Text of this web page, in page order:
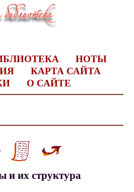
НОТЫ
КАРТА САЙТА
О САЙТЕ
и их структура